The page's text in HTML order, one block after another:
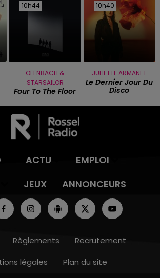
10h44
10h44
OFENBACH &
STARSAILOR
Four To The Floor
10h40
10h40
JULIETTE ARMANET
Le Dernier Jour Du
Disco
ACTU
EMPLOI
JEUX ANNONCEURS
Règlements
Recrutement
légales
Plan du site